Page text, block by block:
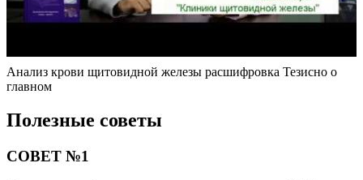
Анализ крови щитовидной железы расшифровка Тезисно о
главном
Полезные советы
СОВЕТ №1